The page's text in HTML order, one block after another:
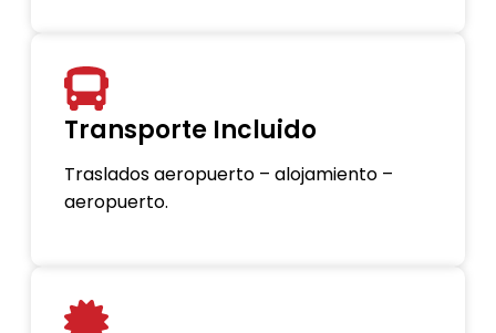
Transporte Incluido
Traslados aeropuerto – alojamiento –
aeropuerto.